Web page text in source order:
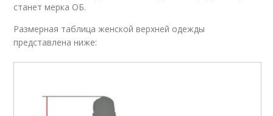
станет мерка ОБ.
Размерная таблица женской верхней одежды
представлена ниже: